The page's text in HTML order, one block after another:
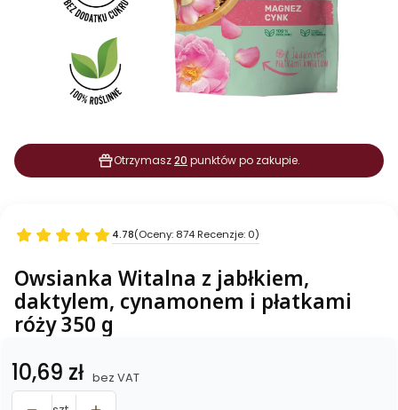
Otrzymasz20 punktów po zakupie.
4.78(Oceny: 874 Recenzje: 0)
Owsianka Witalna z jabłkiem,
daktylem, cynamonem i płatkami
róży 350 g
Cena
10,69 zł bez VAT